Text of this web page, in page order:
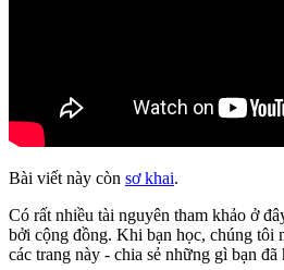
Bài viết này còn sơ khai.
Có rất nhiều tài nguyên tham khảo ở
bởi cộng đồng. Khi bạn học, chúng tôi
các trang này - chia sẻ những gì bạn đã